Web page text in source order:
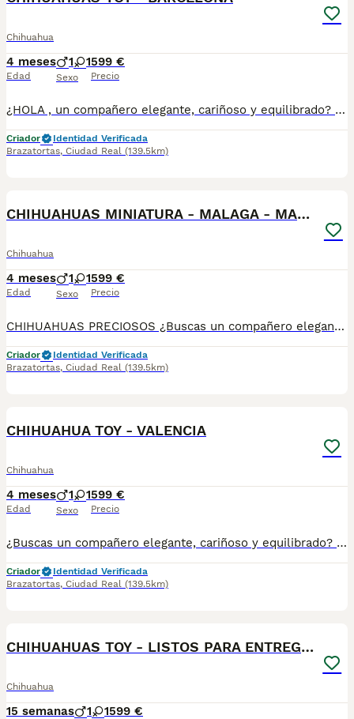
Chihuahua
4 meses
Edad
1 1
Sexo
599 €
Precio
¿HOLA , un compañero elegante, cariñoso y equilibrado? Disponemos de preciosos cachorros Whippet criados con máxima dedicación y cariño. ✅ Entrega en toda España ✅ Pago contra reembolso ✅ Microchip implantado ✅ Cartilla sanitaria oficial ✅ Vacunaciones al día según edad ✅ Desparasitaciones internas y externas ✅ Cachorros completamente socializados ✅ Iniciados a hacer sus necesidades en empapadores ✅ Padres equilibrados, sanos y con excelente carácter Nuestros cachorros crecen en un entorno familiar, recibiendo atención diaria para garantizar un desarrollo físico y emocional excepcional. atiendo -- 67.0864.332 Seriedad, confianza y atención personalizada durante todo el proceso. ¡Consúlta sin compromiso!
Criador
Identidad Verificada
Brazatortas, Ciudad Real (139.5km)
CHIHUAHUAS MINIATURA - MALAGA - MARBELLA
Chihuahua
4 meses
Edad
1 1
Sexo
599 €
Precio
CHIHUAHUAS PRECIOSOS ¿Buscas un compañero elegante, cariñoso y equilibrado? Disponemos de preciosos cachorros Whippet criados con máxima dedicación y cariño. ✅ Entrega en toda España ✅ Pago contra reembolso ✅ Microchip implantado ✅ Cartilla sanitaria oficial ✅ Vacunaciones al día según edad ✅ Desparasitaciones internas y externas ✅ Cachorros completamente socializados ✅ Iniciados a hacer sus necesidades en empapadores ✅ Padres equilibrados, sanos y con excelente carácter Nuestros cachorros crecen en un entorno familiar, recibiendo atención diaria para garantizar un desarrollo físico y emocional excepcional. atiendo -- 67.0864.332 Seriedad, confianza y atención personalizada durante todo el proceso. ¡Consúlta sin compromiso!
Criador
Identidad Verificada
Brazatortas, Ciudad Real (139.5km)
CHIHUAHUA TOY - VALENCIA
Chihuahua
4 meses
Edad
1 1
Sexo
599 €
Precio
¿Buscas un compañero elegante, cariñoso y equilibrado? Disponemos de preciosos cachorros Whippet criados con máxima dedicación y cariño. ✅ Entrega en toda España ✅ Pago contra reembolso ✅ Microchip implantado ✅ Cartilla sanitaria oficial ✅ Vacunaciones al día según edad ✅ Desparasitaciones internas y externas ✅ Cachorros completamente socializados ✅ Iniciados a hacer sus necesidades en empapadores ✅ Padres equilibrados, sanos y con excelente carácter Nuestros cachorros crecen en un entorno familiar, recibiendo atención diaria para garantizar un desarrollo físico y emocional excepcional. atiendo -- 67.0864.332 Seriedad, confianza y atención personalizada durante todo el proceso. ¡Consúlta sin compromiso! ....
Criador
Identidad Verificada
Brazatortas, Ciudad Real (139.5km)
CHIHUAHUAS TOY - LISTOS PARA ENTREGAR
Chihuahua
15 semanas 1 1599 €